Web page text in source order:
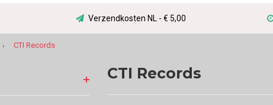
Verzendkosten NL - € 5,00
CTI Records
CTI Records